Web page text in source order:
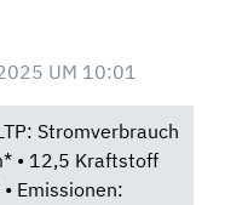
UM 10:01
Stromverbrauch
• 12,5 Kraftstoff
Emissionen: